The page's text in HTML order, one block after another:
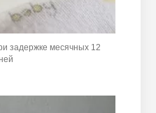
задержке месячных 12